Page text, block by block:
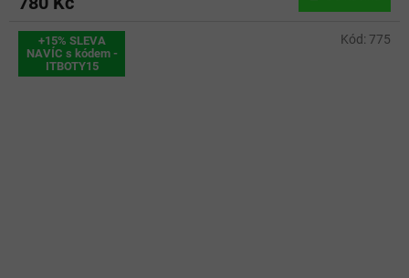
+15% SLEVA
NAVÍC s kódem -
ITBOTY15
Kód: 775